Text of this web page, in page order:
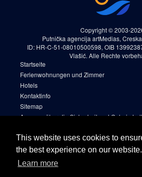
This website uses cookies to
the best experience on our website.
Learn more
Copyright © 2003-
Putnička agencija artMedias,
ID: HR-C-51-08010500598, OIB
Vlašić. Alle Rechte
Startseite
Ferienwohnungen und Zimmer
Hotels
Kontaktinfo
Sitemap
Aussage über die Sicherheit und
Cookies
Sitemap 2
Facebook